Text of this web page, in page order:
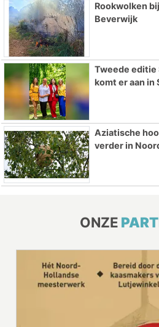
Rookwolken
Beverwijk
Tweede editie
komt er aan in
Aziatische
verder in
ONZE